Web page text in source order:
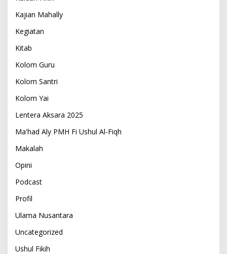
Kajian Mahally
Kegiatan
Kitab
Kolom Guru
Kolom Santri
Kolom Yai
Lentera Aksara 2025
Ma'had Aly PMH Fi Ushul Al-Fiqh
Makalah
Opini
Podcast
Profil
Ulama Nusantara
Uncategorized
Ushul Fikih